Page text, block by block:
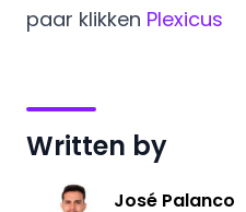
paar klikken Plexicus
Written by
José Palanco